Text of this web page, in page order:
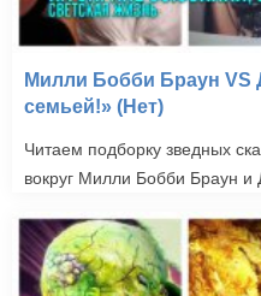
Милли Бобби Браун
семьей!» (Нет)
Читаем подборку зведных
вокруг Милли Бобби Браун и